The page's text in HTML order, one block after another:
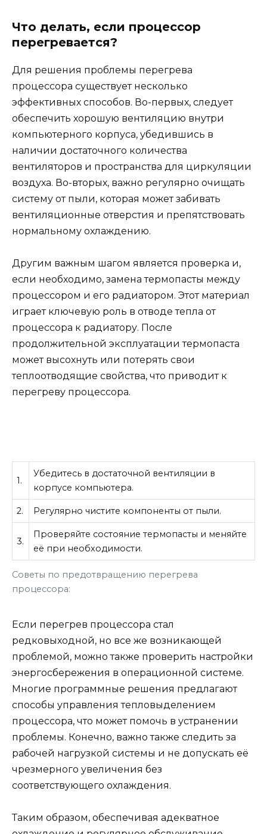
Что делать, если процессор
перегревается?
Для решения проблемы перегрева
процессора существует несколько
эффективных способов. Во-первых, следует
обеспечить хорошую вентиляцию внутри
компьютерного корпуса, убедившись в
наличии достаточного количества
вентиляторов и пространства для циркуляции
воздуха. Во-вторых, важно регулярно очищать
систему от пыли, которая может забивать
вентиляционные отверстия и препятствовать
нормальному охлаждению.
Другим важным шагом является проверка и,
если необходимо, замена термопасты между
процессором и его радиатором. Этот материал
играет ключевую роль в отводе тепла от
процессора к радиатору. После
продолжительной эксплуатации термопаста
может высохнуть или потерять свои
теплоотводящие свойства, что приводит к
перегреву процессора.
Советы по предотвращению перегрева
процессора:
1.
Убедитесь в достаточной вентиляции в
корпусе компьютера.
2. Регулярно чистите компоненты от пыли.
3.
Проверяйте состояние термопасты и меняйте
её при необходимости.
Если перегрев процессора стал
редковыходной, но все же возникающей
проблемой, можно также проверить настройки
энергосбережения в операционной системе.
Многие программные решения предлагают
способы управления тепловыделением
процессора, что может помочь в устранении
проблемы. Конечно, важно также следить за
рабочей нагрузкой системы и не допускать её
чрезмерного увеличения без
соответствующего охлаждения.
Таким образом, обеспечивая адекватное